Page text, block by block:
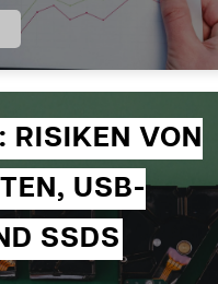
RISIKEN VON
USB-
SSDS